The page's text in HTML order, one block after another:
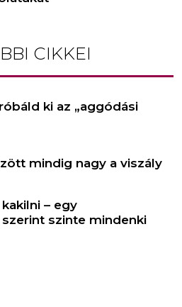
CIKKEI
ki az „aggódási
mindig nagy a viszály
– egy
szinte mindenki